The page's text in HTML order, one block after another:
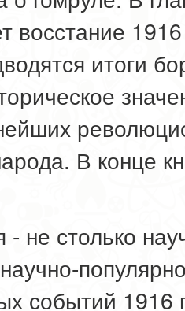
восстание
итоги
В конце
не столько
событий 1916